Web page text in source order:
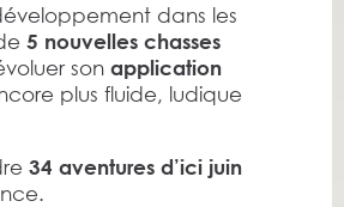
dans les
5 nouvelles chasses
son application
plus fluide, ludique
34 aventures d’ici juin